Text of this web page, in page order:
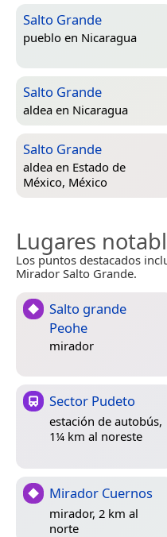
Salto Grande
pueblo en Nicaragua
Salto Grande
aldea en Nicaragua
Salto Grande
aldea en Estado de
México, México
Lugares
Los puntos destacados
Mirador Salto Grande.
Salto grande
Peohe
mirador
Sector Pudeto
estación de autobús,
1¼ km al noreste
Mirador Cuernos
mirador, 2 km al
norte